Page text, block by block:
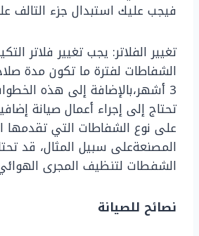
فيجب عليك استبدال جزء التالف
تغيير الفلاتر: يجب تغيير فلاتر
الشفاطات لفترة ما تكون مدة
3 أشهر،بالإضافة إلى هذه
تحتاج إلى إجراء أعمال صيانة
على نوع الشفاطات التي تقدمها
المصنعةعلى سبيل المثال، قد
الشفطات لتنظيف المجرى
نصائح للصيانة